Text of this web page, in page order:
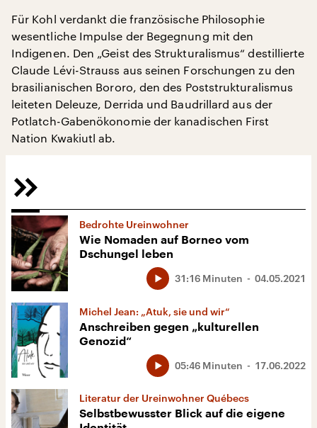
Für Kohl verdankt die französische Philosophie
wesentliche Impulse der Begegnung mit den
Indigenen. Den „Geist des Strukturalismus“ destillierte
Claude Lévi-Strauss aus seinen Forschungen zu den
brasilianischen Bororo, den des Poststrukturalismus
leiteten Deleuze, Derrida und Baudrillard aus der
Potlatch-Gabenökonomie der kanadischen First
Nation Kwakiutl ab.
Bedrohte Ureinwohner
Wie Nomaden auf Borneo vom
Dschungel leben
04.05.2021
31:16 Minuten
Michel Jean: „Atuk, sie und wir“
Anschreiben gegen „kulturellen
Genozid“
17.06.2022
05:46 Minuten
Literatur der Ureinwohner Québecs
Selbstbewusster Blick auf die eigene